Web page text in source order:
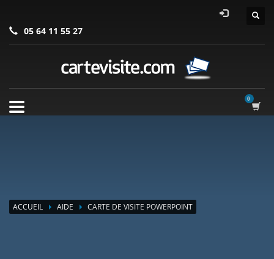
05 64 11 55 27
ACCUEIL AIDE CARTE DE VISITE POWERPOINT